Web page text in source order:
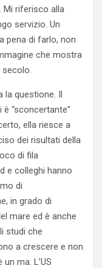
Mi riferisco alla
servizio. Un
pena di farlo, non
che mostra
secolo.
la questione. Il
“sconcertante”
ella riesce a
dei risultati della
di fila
e colleghi hanno
di
in grado di
mare ed è anche
studi che
a crescere e non
ma. L’US